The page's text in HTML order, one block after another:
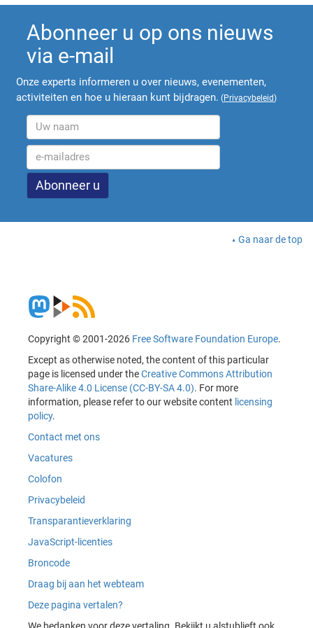
Abonneer u op ons nieuws
via e-mail
Onze experts informeren u over nieuws, evenementen,
activiteiten en hoe u hieraan kunt bijdragen. (Privacybeleid)
Ga naar de top
Copyright © 2001-2026 Free Software Foundation Europe.
Except as otherwise noted, the content of this particular
page is licensed under theCreative Commons Attribution
Share-Alike 4.0 License (CC-BY-SA 4.0). For more
information, please refer to our website content licensing
policy.
Contact met ons
Vacatures
Colofon
Privacybeleid
Transparantieverklaring
JavaScript-licenties
Broncode
Draag bij aan het webteam
Deze pagina vertalen?
We bedanken voor deze vertaling. Bekijkt u alstublieft ook